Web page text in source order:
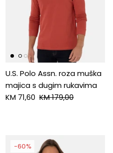
U.S. Polo Assn. roza muška
majica s dugim rukavima
KM 71,60 KM 179,00
-60%